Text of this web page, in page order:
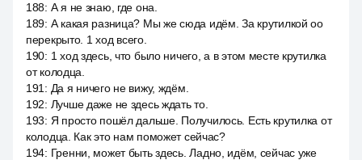
188: А я не знаю, где она.
189: А какая разница? Мы же сюда идём. За крутилкой оо
перекрыто. 1 ход всего.
190: 1 ход здесь, что было ничего, а в этом месте крутилка
от колодца.
191 : Да я ничего не вижу, ждём.
192: Лучше даже не здесь ждать то.
193: Я просто пошёл дальше. Получилось. Есть крутилка от
колодца. Как это нам поможет сейчас?
194: Гренни, может быть здесь. Ладно, идём, сейчас уже